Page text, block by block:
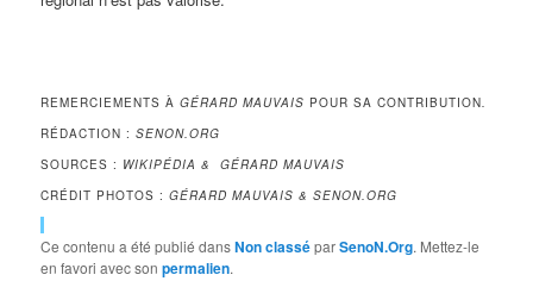
REMERCIEMENTS ÀGÉRARD MAUVAIS POUR SA CONTRIBUTION.
RÉDACTION :SENON.ORG
SOURCES : WIKIPÉDIA &GÉRARD MAUVAIS
CRÉDIT PHOTOS :GÉRARD MAUVAIS & SENON.ORG
Ce contenu a été publié dansNon classéparSenoN.Org. Mettez-le
en favori avec sonpermalien.